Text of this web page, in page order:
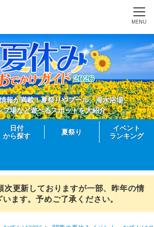
MENU
報が満載！夏祭りやプール、海水浴場、
プ場など遊べるスポットを大紹介
日付
から探す
夏祭り
イベント
ランキング
次更新しておりますが一部、昨年の情
ます。予めご了承ください。